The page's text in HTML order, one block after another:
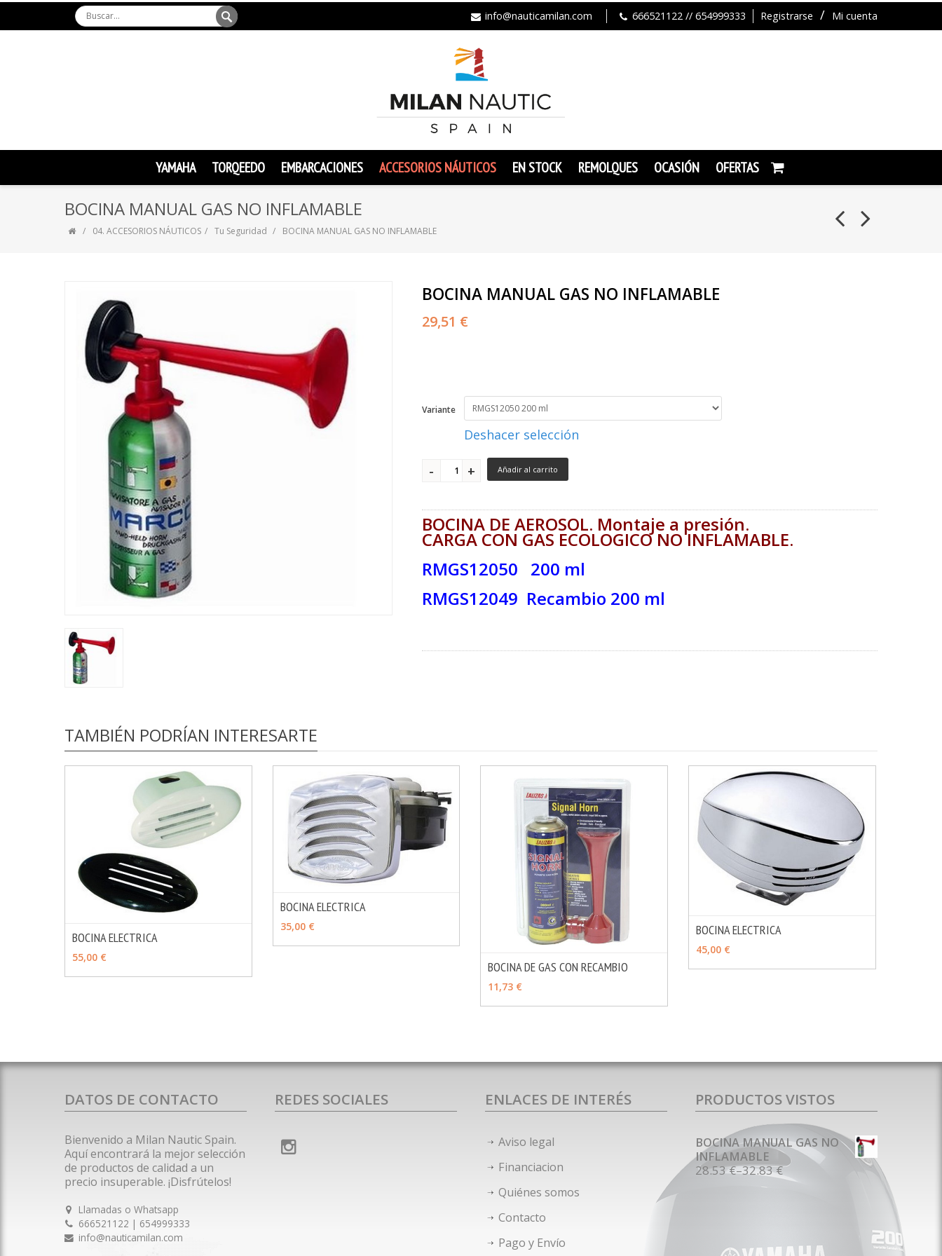
Registrarse Mi cuenta
info@nauticamilan.com 666521122 // 654999333
YAMAHA TORQEEDO EMBARCACIONES ACCESORIOS NÁUTICOS EN STOCK REMOLQUES OCASIÓN OFERTAS
BOCINA MANUAL GAS NO INFLAMABLE
04. ACCESORIOS NÁUTICOS Tu Seguridad BOCINA MANUAL GAS NO INFLAMABLE
BOCINA MANUAL GAS NO INFLAMABLE
29,51 €
Variante
Deshacer selección
Añadir al carrito
BOCINA DE AEROSOL. Montaje a presión.
CARGA CON GAS ECOLOGICO NO INFLAMABLE.
RMGS12050 200 ml
RMGS12049 Recambio 200 ml
TAMBIÉN PODRÍAN INTERESARTE
BOCINA ELECTRICA
55,00 €
BOCINA ELECTRICA
35,00 €
BOCINA DE GAS CON RECAMBIO
11,73 €
BOCINA ELECTRICA
45,00 €
DATOS DE CONTACTO
Bienvenido a Milan Nautic Spain.
Aquí encontrará la mejor selección
de productos de calidad a un
precio insuperable. ¡Disfrútelos!
Llamadas o Whatsapp
666521122 | 654999333
info@nauticamilan.com
REDES SOCIALES ENLACES DE INTERÉS
Aviso legal
Financiacion
Quiénes somos
Contacto
Pago y Envío
PRODUCTOS VISTOS
BOCINA MANUAL GAS NO
INFLAMABLE
28.53 €–32.83 €